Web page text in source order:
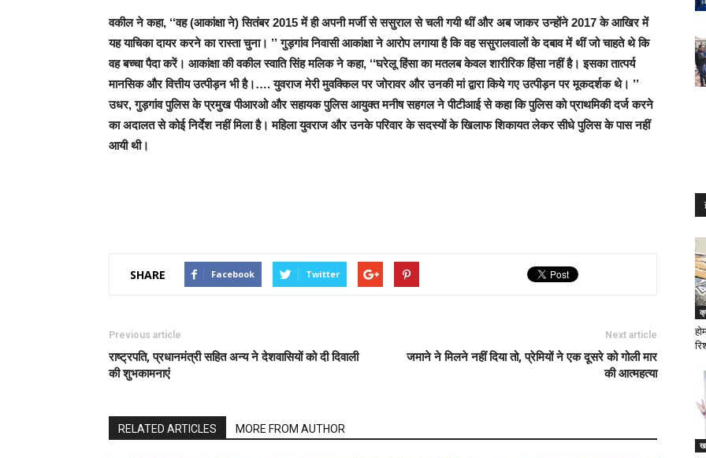
वकील ने कहा, ‘‘वह (आकांक्षा ने) सितंबर 2015 में ही अपनी मर्जी से ससुराल से चली गयी थीं और अब जाकर उन्होंने 2017 के आखिर में
यह याचिका दायर करने का रास्ता चुना। ’’ गुड़गांव निवासी आकांक्षा ने आरोप लगाया है कि वह ससुरालवालों के दबाव में थीं जो चाहते थे कि
वह बच्चा पैदा करें। आकांक्षा की वकील स्वाति सिंह मलिक ने कहा, ‘‘घरेलू हिंसा का मतलब केवल शारीरिक हिंसा नहीं है। इसका तात्पर्य
मानसिक और वित्तीय उत्पीड़न भी है।…. युवराज मेरी मुवक्किल पर जोरावर और उनकी मां द्वारा किये गए उत्पीड़न पर मूकदर्शक थे। ’’
उधर, गुड़गांव पुलिस के प्रमुख पीआरओ और सहायक पुलिस आयुक्त मनीष सहगल ने पीटीआई से कहा कि पुलिस को प्राथमिकी दर्ज करने
का अदालत से कोई निर्देश नहीं मिला है। महिला युवराज और उनके परिवार के सदस्यों के खिलाफ शिकायत लेकर सीधे पुलिस के पास नहीं
आयी थी।
SHARE Facebook Twitter
Previous article
राष्ट्रपति, प्रधानमंत्री सहित अन्य ने देशवासियों को दी दिवाली
की शुभकामनाएं
Next article
जमाने ने मिलने नहीं दिया तो, प्रेमियों ने एक दूसरे को गोली मार
की आत्महत्या
RELATED ARTICLES MORE FROM AUTHOR